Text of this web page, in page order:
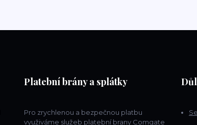
Platební brány a splátky
Pro zrychlenou a bezpečnou platbu
využiváme služeb platební brany Comgate